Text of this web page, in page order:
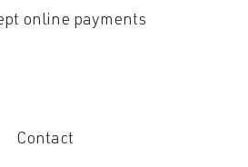
online payments
Contact